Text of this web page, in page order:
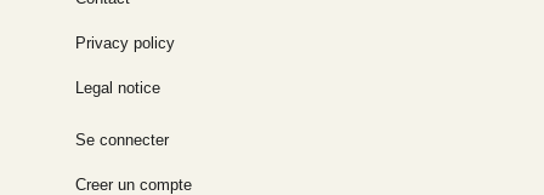
Privacy policy
Legal notice
Se connecter
Creer un compte